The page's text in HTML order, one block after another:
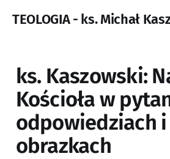
TEOLOGIA - ks. Michał
ks. Kaszowski:
Kościoła w
odpowiedziach i
obrazkach